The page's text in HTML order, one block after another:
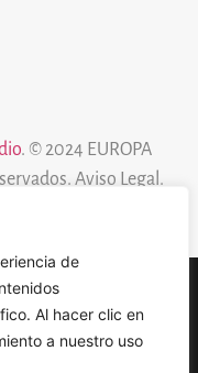
de
Al hacer clic en
a nuestro uso
. © 2024 EUROPA
Aviso Legal .
de cookies